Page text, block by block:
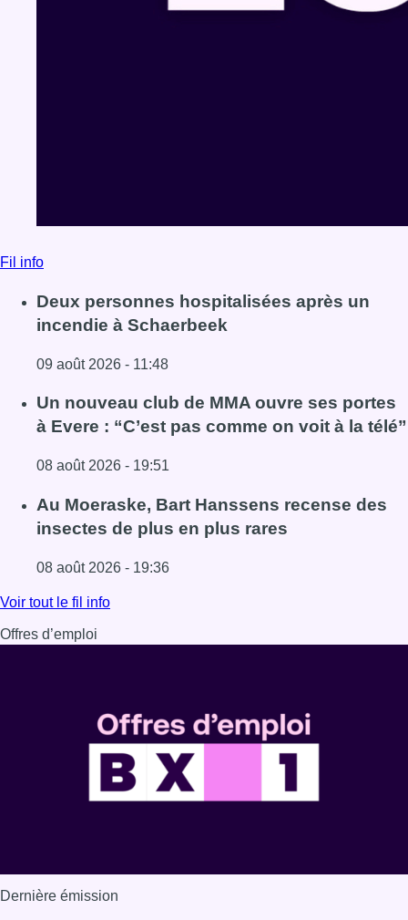
Fil info
Deux personnes hospitalisées après un
incendie à Schaerbeek
09 août 2026 - 11:48
Lire l'article Deux personnes hospitalisées après un
Un nouveau club de MMA ouvre ses portes
à Evere : “C’est pas comme on voit à la télé”
08 août 2026 - 19:51
Lire l'article Un nouveau club de MMA ouvre ses portes à
Au Moeraske, Bart Hanssens recense des
insectes de plus en plus rares
08 août 2026 - 19:36
Lire l'article Au Moeraske, Bart Hanssens recense des
Voir tout le fil info
Offres d’emploi
Dernière émission